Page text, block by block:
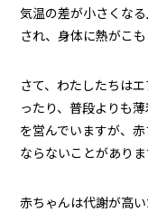
気温の差が小さくな
され、身体に熱がこ
さて、わたしたちは
ったり、普段よりも
を営んでいますが、
ならないことがありま
赤ちゃんは代謝が高